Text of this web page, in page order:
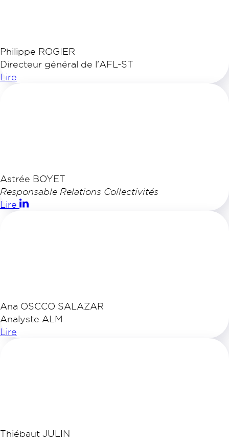
Philippe ROGIER
Directeur général de l'AFL-ST
Lire
Astrée BOYET
Responsable Relations Collectivités
Lire
Ana OSCCO SALAZAR
Analyste ALM
Lire
Thiébaut JULIN